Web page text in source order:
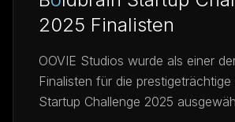
2025 Finalisten
OOVIE Studios wurde als einer
Finalisten für die prestigeträchtige
Startup Challenge 2025